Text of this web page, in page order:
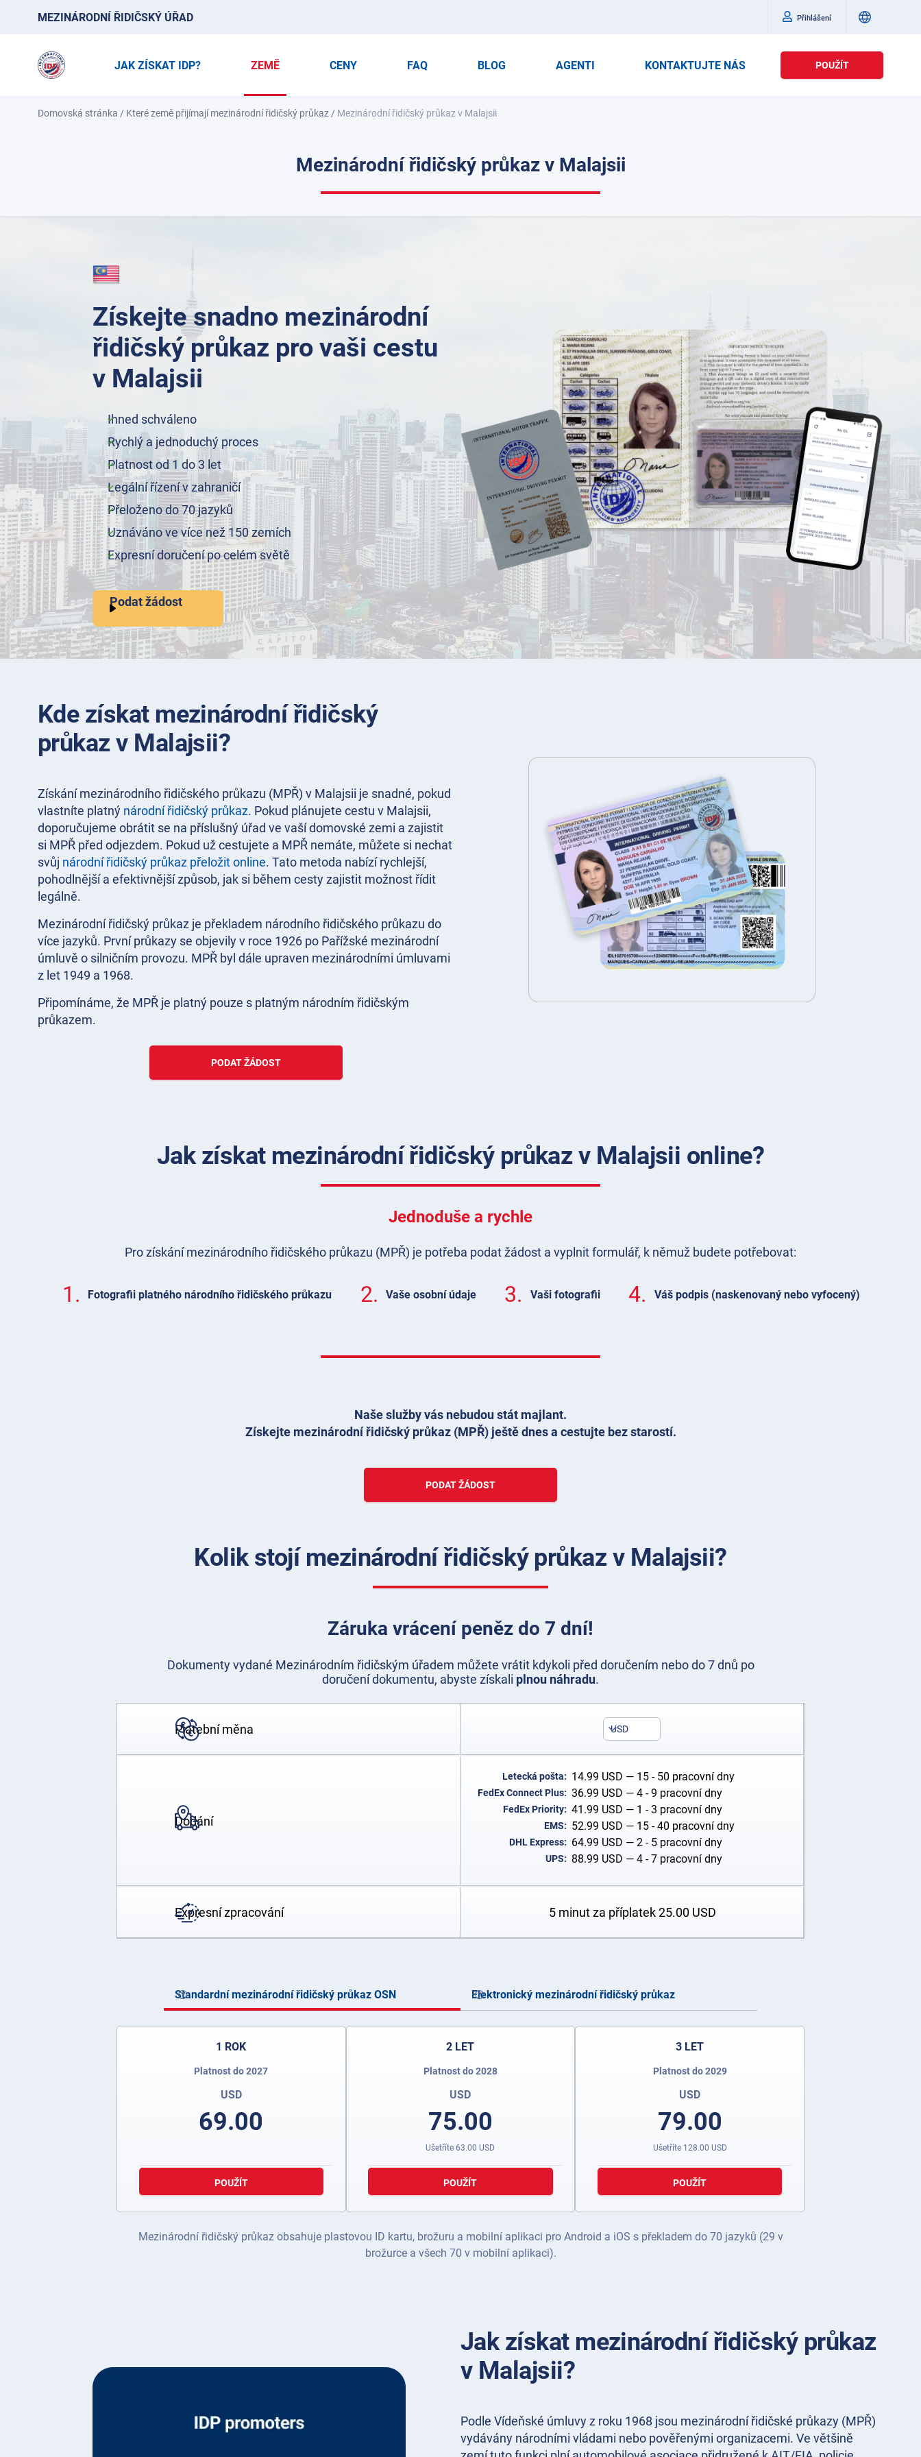
MEZINÁRODNÍ ŘIDIČSKÝ ÚŘAD Přihlášení
JAK ZÍSKAT IDP? ZEMĚ CENY FAQ BLOG AGENTI KONTAKTUJTE NÁS POUŽÍT
Domovská stránka / Které země přijímají mezinárodní řidičský průkaz / Mezinárodní řidičský průkaz v Malajsii
Mezinárodní řidičský průkaz v Malajsii
Získejte snadno mezinárodní
řidičský průkaz pro vaši cestu
v Malajsii
Ihned schváleno
Rychlý a jednoduchý proces
Platnost od 1 do 3 let
Legální řízení v zahraničí
Přeloženo do 70 jazyků
Uznáváno ve více než 150 zemích
Expresní doručení po celém světě
Podat žádost
Kde získat mezinárodní řidičský
průkaz v Malajsii?
Získání mezinárodního řidičského průkazu (MPŘ) v Malajsii je snadné, pokud
vlastníte platný národní řidičský průkaz. Pokud plánujete cestu v Malajsii,
doporučujeme obrátit se na příslušný úřad ve vaší domovské zemi a zajistit
si MPŘ před odjezdem. Pokud už cestujete a MPŘ nemáte, můžete si nechat
svůj národní řidičský průkaz přeložit online. Tato metoda nabízí rychlejší,
pohodlnější a efektivnější způsob, jak si během cesty zajistit možnost řídit
legálně.
Mezinárodní řidičský průkaz je překladem národního řidičského průkazu do
více jazyků. První průkazy se objevily v roce 1926 po Pařížské mezinárodní
úmluvě o silničním provozu. MPŘ byl dále upraven mezinárodními úmluvami
z let 1949 a 1968.
Připomínáme, že MPŘ je platný pouze s platným národním řidičským
průkazem.
PODAT ŽÁDOST
Jak získat mezinárodní řidičský průkaz v Malajsii online?
Jednoduše a rychle
Pro získání mezinárodního řidičského průkazu (MPŘ) je potřeba podat žádost a vyplnit formulář, k němuž budete potřebovat:
1. Fotografii platného národního řidičského průkazu 2. Vaše osobní údaje 3. Vaši fotografii 4. Váš podpis (naskenovaný nebo vyfocený)
Naše služby vás nebudou stát majlant.
Získejte mezinárodní řidičský průkaz (MPŘ) ještě dnes a cestujte bez starostí.
PODAT ŽÁDOST
Kolik stojí mezinárodní řidičský průkaz v Malajsii?
Záruka vrácení peněz do 7 dní!
Dokumenty vydané Mezinárodním řidičským úřadem můžete vrátit kdykoli před doručením nebo do 7 dnů po
doručení dokumentu, abyste získali plnou náhradu.
Platební měna USD
Dodání
Letecká pošta: 14.99 USD — 15 - 50 pracovní dny
FedEx Connect Plus: 36.99 USD — 4 - 9 pracovní dny
FedEx Priority: 41.99 USD — 1 - 3 pracovní dny
EMS: 52.99 USD — 15 - 40 pracovní dny
DHL Express: 64.99 USD — 2 - 5 pracovní dny
UPS: 88.99 USD — 4 - 7 pracovní dny
Expresní zpracování 5 minut za příplatek25.00 USD
Standardní mezinárodní řidičský průkaz OSN Elektronický mezinárodní řidičský průkaz
1 ROK
Platnost do 2027
USD
69.00
POUŽÍT
2 LET
Platnost do 2028
USD
75.00
Ušetříte63.00 USD
POUŽÍT
3 LET
Platnost do 2029
USD
79.00
Ušetříte 128.00 USD
POUŽÍT
Mezinárodní řidičský průkaz obsahuje plastovou ID kartu, brožuru a mobilní aplikaci pro Android a iOS s překladem do 70 jazyků (29 v
brožurce a všech 70 v mobilní aplikaci).
Jak získat mezinárodní řidičský průkaz
v Malajsii?
Podle Vídeňské úmluvy z roku 1968 jsou mezinárodní řidičské průkazy (MPŘ)
vydávány národními vládami nebo pověřenými organizacemi. Ve většině